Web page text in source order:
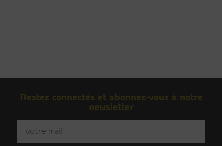
Restez connectés et abonnez-vous à notre
newsletter